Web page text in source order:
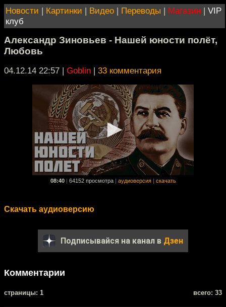
Новости | Картинки | Видео | Переводы | Магазин | VIP
клуб
Александр Зиновьев - Нашей юности полёт,
Любовь
04.12.14 22:57 | Goblin | 33 комментария
08:40 64152 просмотра аудиоверсия скачать
Скачать аудиоверсию
Подписывайся на канал в Дзен
Комментарии
cтраницы: 1 всего: 33